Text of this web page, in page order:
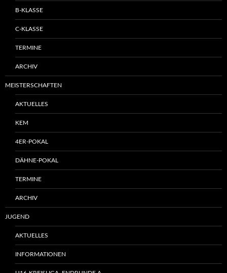
B-KLASSE
C-KLASSE
TERMINE
ARCHIV
MEISTERSCHAFTEN
AKTUELLES
KEM
4ER-POKAL
DÄHNE-POKAL
TERMINE
ARCHIV
JUGEND
AKTUELLES
INFORMATIONEN